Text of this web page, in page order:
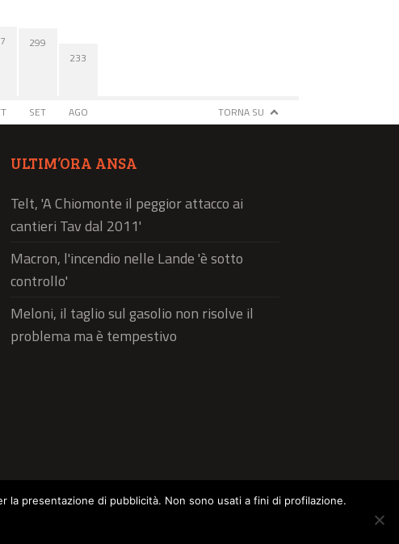
299
SET
233
AGO TORNA SU
ULTIM’ORA ANSA
Telt, 'A Chiomonte il peggior attacco ai
cantieri Tav dal 2011'
Macron, l'incendio nelle Lande 'è sotto
controllo'
Meloni, il taglio sul gasolio non risolve il
problema ma è tempestivo
presentazione di pubblicità. Non sono usati a fini di profilazione.